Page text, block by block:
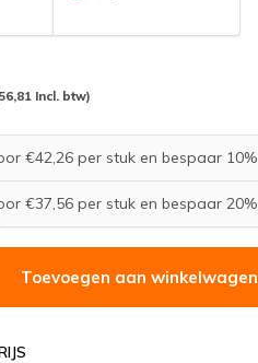
Incl. btw)
€42,26 per stuk en bespaar 10%
€37,56 per stuk en bespaar 20%
Toevoegen aan winkelwagen